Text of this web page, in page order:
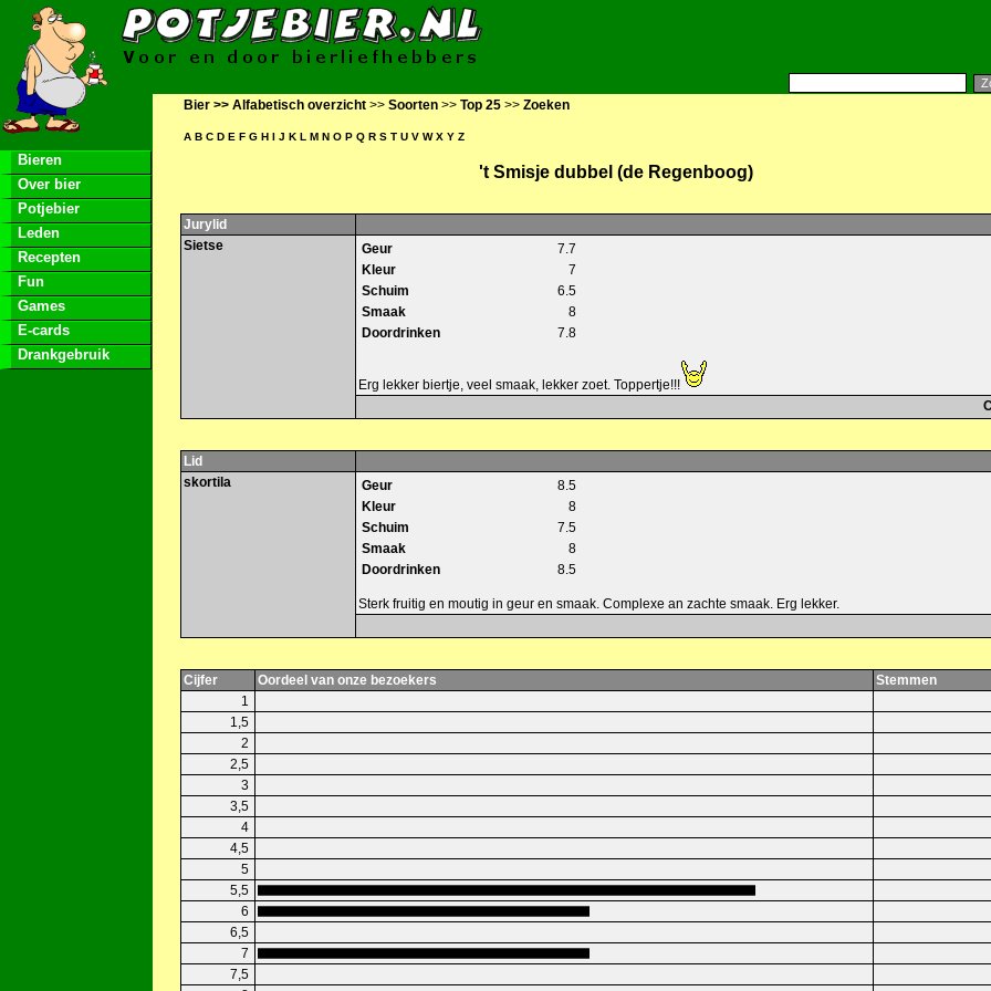
Bieren
Over bier
Potjebier
Leden
Recepten
Fun
Games
E-cards
Drankgebruik
Bier >> Alfabetisch overzicht >> Soorten >> Top 25 >> Zoeken
A B C D E F G H I J K L M N O P Q R S T U V W X Y Z
't Smisje dubbel (de Regenboog)
Jurylid
Sietse
Geur
7.7
Kleur
7
Schuim
6.5
Smaak
8
Doordrinken
7.8
Erg lekker biertje, veel smaak, lekker zoet. Toppertje!!!
Lid
skortila
Geur
8.5
Kleur
8
Schuim
7.5
Smaak
8
Doordrinken
8.5
Sterk fruitig en moutig in geur en smaak. Complexe an zachte smaak. Erg lekker.
Cijfer Oordeel van onze bezoekers
Stemmen
1
1,5
2
2,5
3
3,5
4
4,5
5
5,5
6
6,5
7
7,5